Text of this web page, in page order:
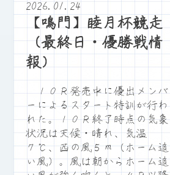
2026.01.24
【鳴門】睦月杯競走
（最終日・優勝戦情
報）
１０Ｒ発売中に優出メンバ
ーによるスタート特訓が行わ
れた。１０Ｒ終了時点の気象
状況は天候・晴れ、気温
７℃、西の風５ｍ（ホーム追
い風）。風は朝からホーム追